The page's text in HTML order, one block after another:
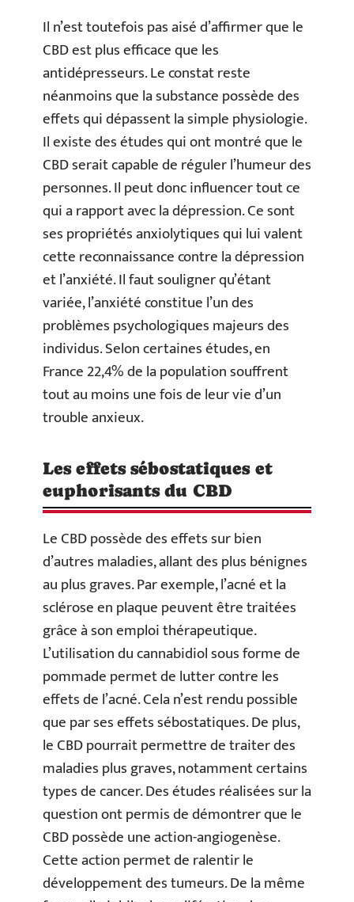
Il n’est toutefois pas aisé d’affirmer que le
CBD est plus efficace que les
antidépresseurs. Le constat reste
néanmoins que la substance possède des
effets qui dépassent la simple physiologie.
Il existe des études qui ont montré que le
CBD serait capable de réguler l’humeur des
personnes. Il peut donc influencer tout ce
qui a rapport avec la dépression. Ce sont
ses propriétés anxiolytiques qui lui valent
cette reconnaissance contre la dépression
et l’anxiété. Il faut souligner qu’étant
variée, l’anxiété constitue l’un des
problèmes psychologiques majeurs des
individus. Selon certaines études, en
France 22,4% de la population souffrent
tout au moins une fois de leur vie d’un
trouble anxieux.
Les effets sébostatiques et
euphorisants du CBD
Le CBD possède des effets sur bien
d’autres maladies, allant des plus bénignes
au plus graves. Par exemple, l’acné et la
sclérose en plaque peuvent être traitées
grâce à son emploi thérapeutique.
L’utilisation du cannabidiol sous forme de
pommade permet de lutter contre les
effets de l’acné. Cela n’est rendu possible
que par ses effets sébostatiques. De plus,
le CBD pourrait permettre de traiter des
maladies plus graves, notamment certains
types de cancer. Des études réalisées sur la
question ont permis de démontrer que le
CBD possède une action-angiogenèse.
Cette action permet de ralentir le
développement des tumeurs. De la même